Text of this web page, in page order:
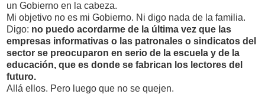
un Gobierno en la cabeza.
Mi objetivo no es mi Gobierno. Ni digo nada de la familia.
Digo: no puedo acordarme de la última vez que las
empresas informativas o las patronales o sindicatos del
sector se preocuparon en serio de la escuela y de la
educación, que es donde se fabrican los lectores del
futuro.
Allá ellos. Pero luego que no se quejen.